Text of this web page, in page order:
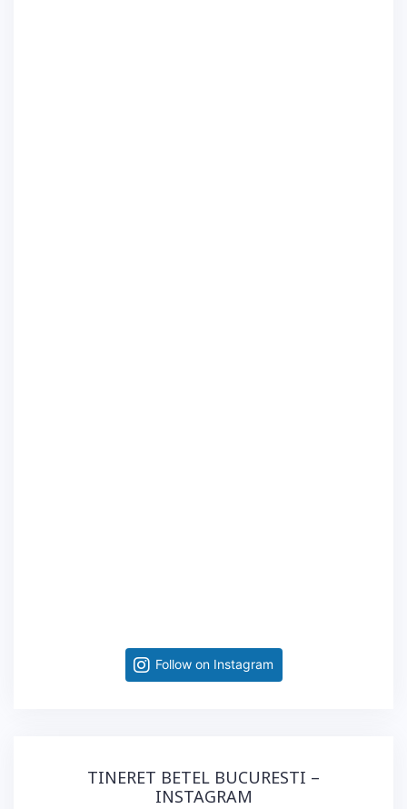
Follow on Instagram
TINERET BETEL BUCURESTI –
INSTAGRAM